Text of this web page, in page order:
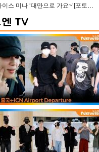
트와이스 미나 ‘대만으로 가요~’[포토엔HD]